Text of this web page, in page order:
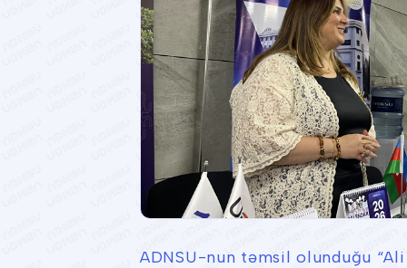
ADNSU-nun təmsil olunduğu